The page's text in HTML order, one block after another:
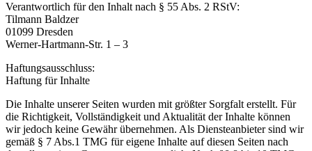
Verantwortlich für den Inhalt nach § 55 Abs. 2 RStV:
Tilmann Baldzer
01099 Dresden
Werner-Hartmann-Str. 1 – 3
Haftungsausschluss:
Haftung für Inhalte
Die Inhalte unserer Seiten wurden mit größter Sorgfalt erstellt. Für
die Richtigkeit, Vollständigkeit und Aktualität der Inhalte können
wir jedoch keine Gewähr übernehmen. Als Diensteanbieter sind wir
gemäß § 7 Abs.1 TMG für eigene Inhalte auf diesen Seiten nach